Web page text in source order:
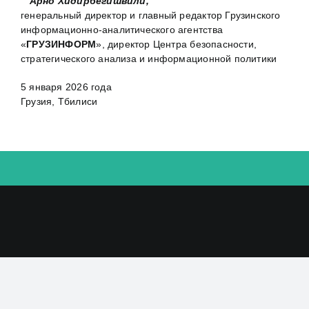
генеральный директор и главный редактор Грузинского
информационно-аналитического агентства
«ГРУЗИНФОРМ», директор Центра безопасности,
стратегического анализа и информационной политики
5 января 2026 года
Грузия, Тбилиси